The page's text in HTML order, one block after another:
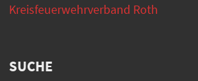
Kreisfeuerwehrverband Roth
SUCHE